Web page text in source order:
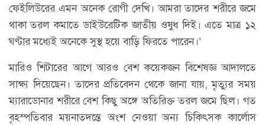
ফেইলিউরের এমন অনেক রোগী দেখি। আমরা তাদের শরীরে জমে
থাকা তরল কমাতে ডাইউরেটিক জাতীয় ওষুধ দিই। এতে মাত্র ১২
ঘণ্টার মধ্যেই অনেকে সুস্থ হয়ে বাড়ি ফিরতে পারেন।’
মারিও শিটারের আগে আরও বেশ কয়েকজন বিশেষজ্ঞ আদালতে
সাক্ষ্য দিয়েছেন। তাদের প্রতিবেদন থেকে জানা যায়, মৃত্যুর সময়
ম্যারাডোনার শরীরে বেশ কিছু অঙ্গে অতিরিক্ত তরল জমে ছিল। গত
বৃহস্পতিবার ময়নাতদন্তে অংশ নেওয়া অন্য চিকিৎসক কার্লোস